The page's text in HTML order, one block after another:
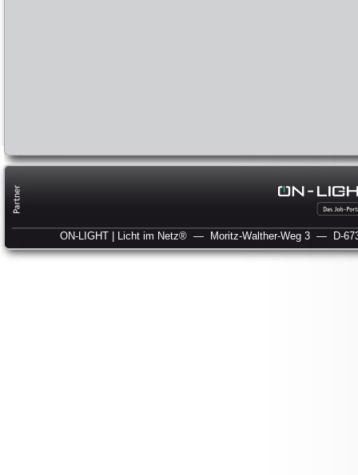
ON-LIGHT | Licht im Netz® — Moritz-Walther-Weg 3 — D-